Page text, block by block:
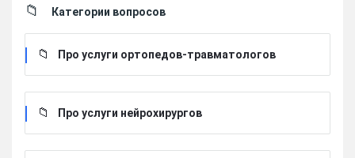
Категории вопросов
Про услуги ортопедов-травматологов
Про услуги нейрохирургов